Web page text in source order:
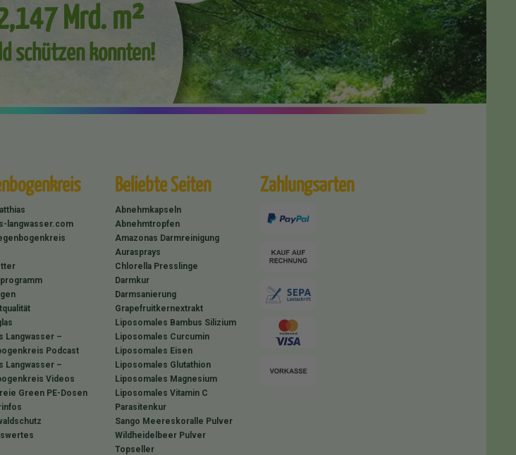
Mrd. m²
schützen konnten!
langwasser.com
Langwasser –
Podcast
Langwasser –
Videos
Green PE-Dosen
Beliebte Seiten
Abnehmkapseln
Abnehmtropfen
Amazonas Darmreinigung
Aurasprays
Chlorella Presslinge
Darmkur
Darmsanierung
Grapefruitkernextrakt
Liposomales Bambus Silizium
Liposomales Curcumin
Liposomales Eisen
Liposomales Glutathion
Liposomales Magnesium
Liposomales Vitamin C
Parasitenkur
Sango Meereskoralle Pulver
Wildheidelbeer Pulver
Topseller
Zahlungsarten